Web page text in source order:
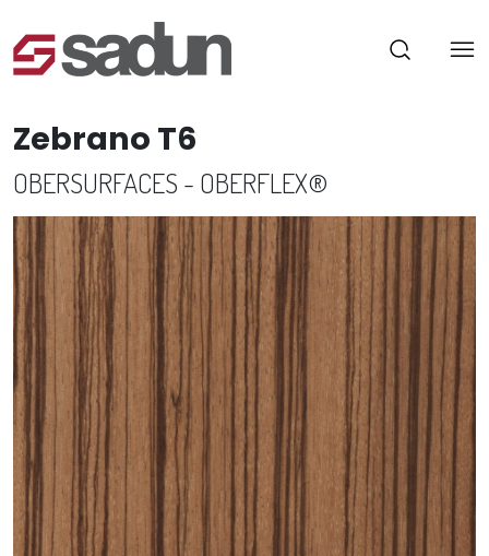
Zebrano T6
OBERSURFACES - OBERFLEX®